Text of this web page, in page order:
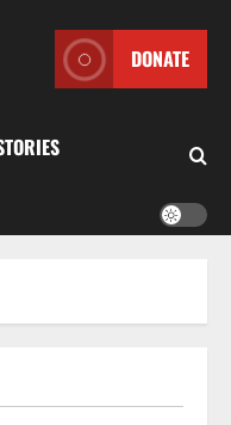
DONATE